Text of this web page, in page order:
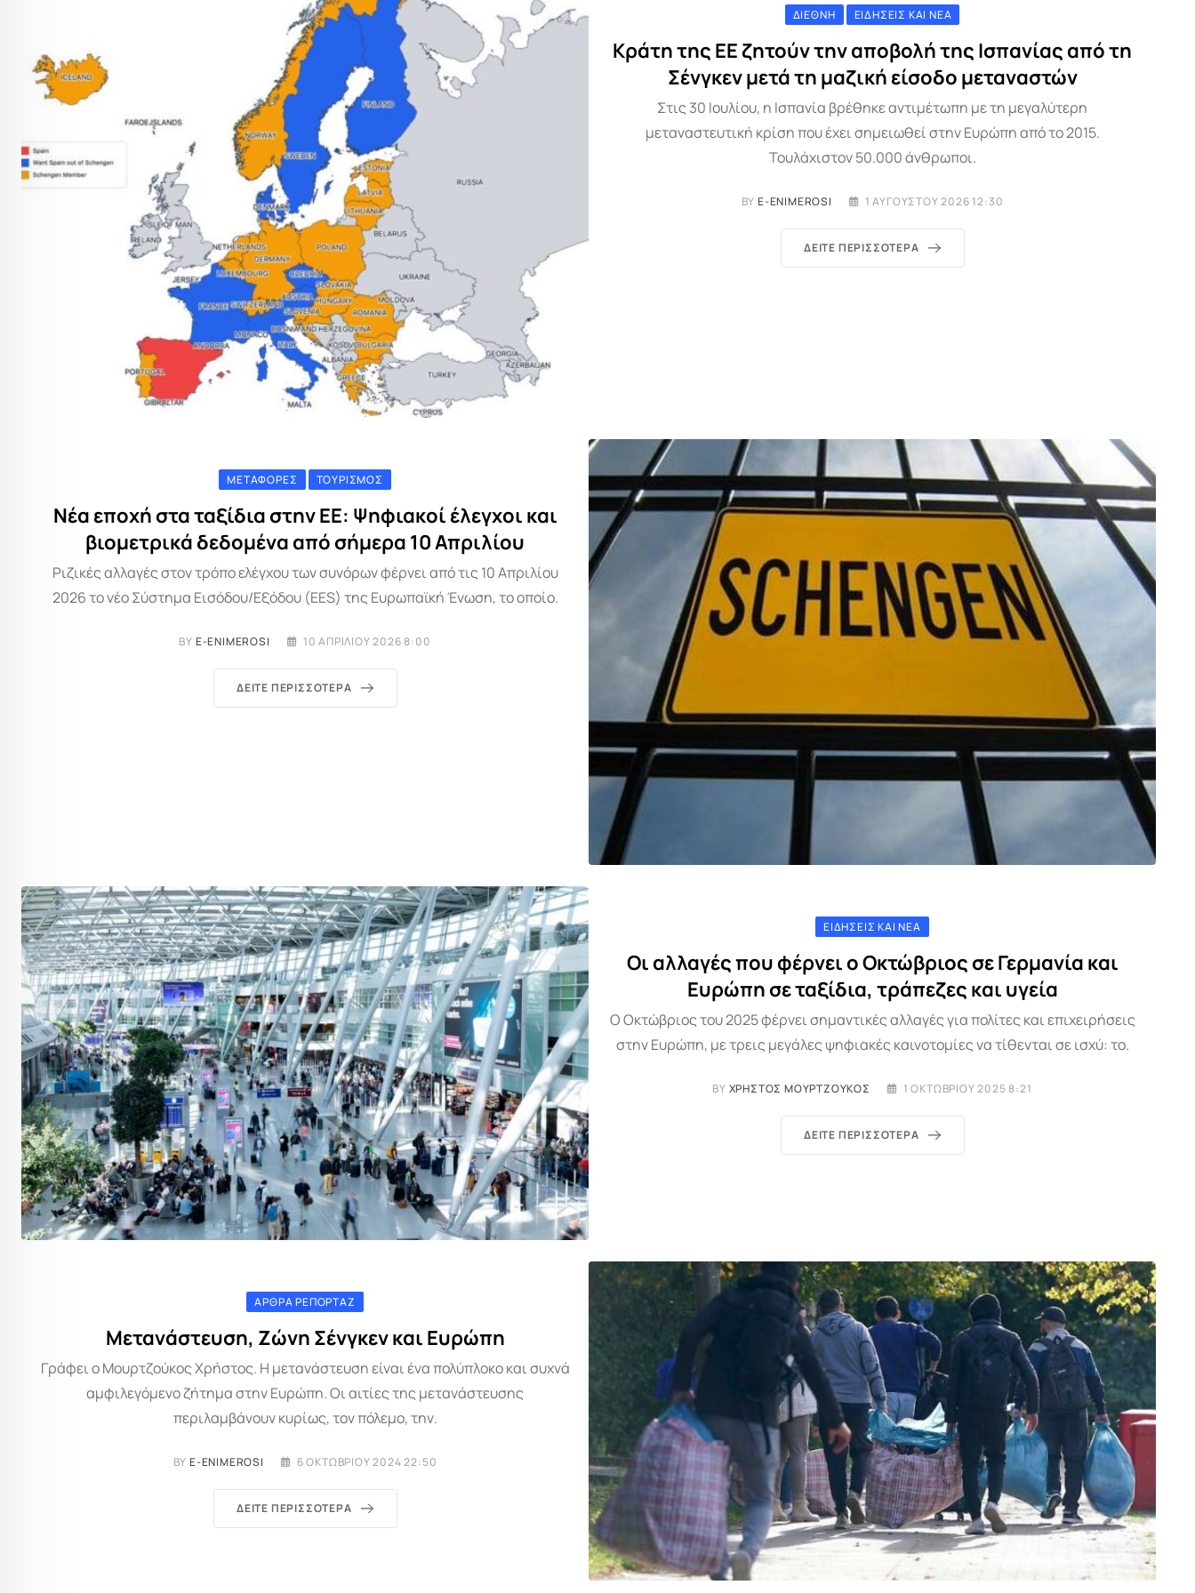
ΔΙΕΘΝΉ ΕΙΔΉΣΕΙΣ ΚΑΙ ΝΈΑ
Κράτη της ΕΕ ζητούν την αποβολή της Ισπανίας από τη
Σένγκεν μετά τη μαζική είσοδο μεταναστών
Στις 30 Ιουλίου, η Ισπανία βρέθηκε αντιμέτωπη με τη μεγαλύτερη
μεταναστευτική κρίση που έχει σημειωθεί στην Ευρώπη από το 2015.
Τουλάχιστον 50.000 άνθρωποι.
BY E-ENIMEROSI 1 ΑΥΓΟΎΣΤΟΥ 2026 12:30
ΔΕΊΤΕ ΠΕΡΙΣΣΌΤΕΡΑ
ΜΕΤΑΦΟΡΈΣ ΤΟΥΡΙΣΜΌΣ
Νέα εποχή στα ταξίδια στην ΕΕ: Ψηφιακοί έλεγχοι και
βιομετρικά δεδομένα από σήμερα 10 Απριλίου
Ριζικές αλλαγές στον τρόπο ελέγχου των συνόρων φέρνει από τις 10 Απριλίου
2026 το νέο Σύστημα Εισόδου/Εξόδου (EES) της Ευρωπαϊκή Ένωση, το οποίο.
BY E-ENIMEROSI 10 ΑΠΡΙΛΊΟΥ 2026 8:00
ΔΕΊΤΕ ΠΕΡΙΣΣΌΤΕΡΑ
ΕΙΔΉΣΕΙΣ ΚΑΙ ΝΈΑ
Οι αλλαγές που φέρνει ο Οκτώβριος σε Γερμανία και
Ευρώπη σε ταξίδια, τράπεζες και υγεία
Ο Οκτώβριος του 2025 φέρνει σημαντικές αλλαγές για πολίτες και επιχειρήσεις
στην Ευρώπη, με τρεις μεγάλες ψηφιακές καινοτομίες να τίθενται σε ισχύ: το.
BY ΧΡΉΣΤΟΣ ΜΟΥΡΤΖΟΎΚΟΣ 1 ΟΚΤΩΒΡΊΟΥ 2025 8:21
ΔΕΊΤΕ ΠΕΡΙΣΣΌΤΕΡΑ
ΆΡΘΡΑ ΡΕΠΟΡΤΆΖ
Μετανάστευση, Ζώνη Σένγκεν και Ευρώπη
Γράφει ο Μουρτζούκος Χρήστος. Η μετανάστευση είναι ένα πολύπλοκο και συχνά
αμφιλεγόμενο ζήτημα στην Ευρώπη. Οι αιτίες της μετανάστευσης
περιλαμβάνουν κυρίως, τον πόλεμο, την.
BY E-ENIMEROSI 6 ΟΚΤΩΒΡΊΟΥ 2024 22:50
ΔΕΊΤΕ ΠΕΡΙΣΣΌΤΕΡΑ